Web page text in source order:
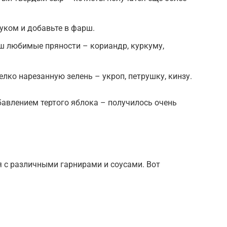
и добавьте в фарш.
любимые пряности – кориандр, куркуму,
нарезанную зелень – укроп, петрушку, кинзу.
тертого яблока – получилось очень
различными гарнирами и соусами. Вот